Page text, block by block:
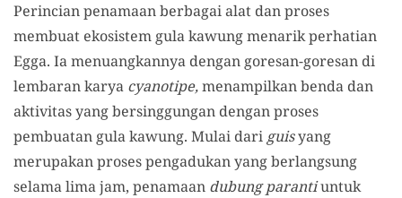
Perincian penamaan berbagai alat dan proses
membuat ekosistem gula kawung menarik perhatian
Egga. Ia menuangkannya dengan goresan-goresan di
lembaran karya cyanotipe,menampilkan benda dan
aktivitas yang bersinggungan dengan proses
pembuatan gula kawung. Mulai dariguisyang
merupakan proses pengadukan yang berlangsung
selama lima jam, penamaan dubung parantiuntuk